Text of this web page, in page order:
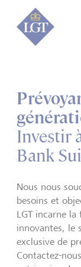
Investir
Bank
Nous nous
besoins et
LGT incarne
innovantes, le
exclusive de
Contactez-